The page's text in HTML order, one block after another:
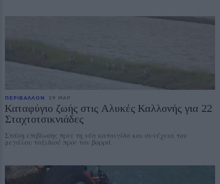
ΠΕΡΙΒΑΛΛΟΝ 29 ΜΑΡ
Καταφύγιο ζωής στις Αλυκές Καλλονής για 22
Σταχτοτσικνιάδες
Στάση επιβίωσης πριν τη νέα καταιγίδα και συνέχεια του
μεγάλου ταξιδιού προς τον βορρά